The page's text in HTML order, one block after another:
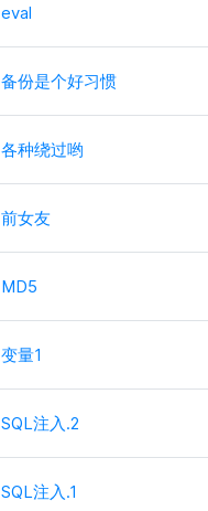
eval
备份是个好习惯
各种绕过哟
前女友
MD5
变量1
SQL注入.2
SQL注入.1